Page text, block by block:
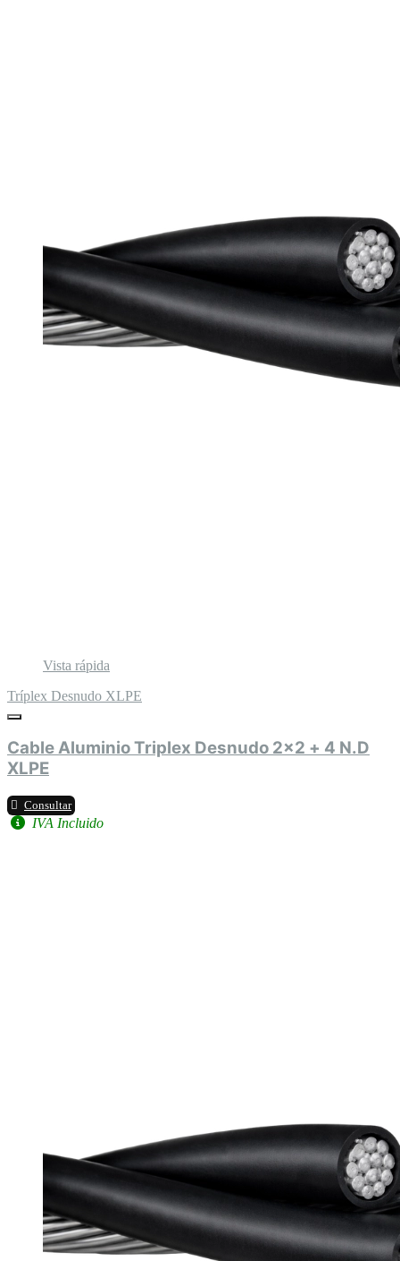
Vista rápida
Tríplex Desnudo XLPE
Cable Aluminio Triplex Desnudo 2x2 + 4 N.D
XLPE
Consultar
IVA Incluido